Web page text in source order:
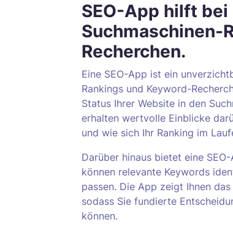
SEO-App hilft
Suchmaschinen-
Recherchen.
Eine SEO-App ist ein
Rankings und Keyword-
Status Ihrer Website in den
erhalten wertvolle Einblicke
und wie sich Ihr Ranking im
Darüber hinaus bietet eine
können relevante Keywords
passen. Die App zeigt Ihnen
sodass Sie fundierte
können.